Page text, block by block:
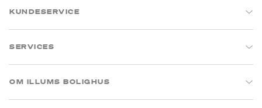
KUNDESERVICE
SERVICES
OM ILLUMS BOLIGHUS